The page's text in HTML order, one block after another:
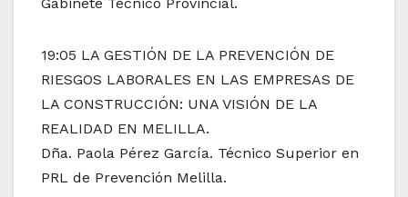
19:05 LA GESTIÓN DE LA PREVENCIÓN DE
RIESGOS LABORALES EN LAS EMPRESAS DE
LA CONSTRUCCIÓN: UNA VISIÓN DE LA
REALIDAD EN MELILLA.
Dña. Paola Pérez García. Técnico Superior en
PRL de Prevención Melilla.